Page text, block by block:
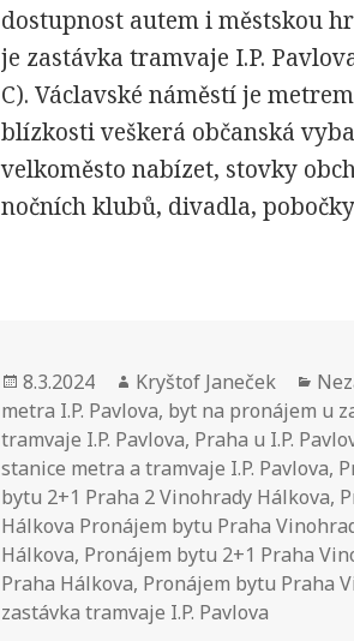
dostupnost autem i městskou
je zastávka tramvaje I.P.
C). Václavské náměstí je
blízkosti veškerá občanská
velkoměsto nabízet, stovky
nočních klubů, divadla,
Publikováno:
8.3.2024 Autor:
Kryštof Janeček
metra I.P. Pavlova, byt na pronájem u
tramvaje I.P. Pavlova, Praha u I.P.
stanice metra a tramvaje I.P. Pavlova,
bytu 2+1 Praha 2 Vinohrady Hálkova,
Hálkova Pronájem bytu Praha
Hálkova, Pronájem bytu 2+1 Praha
Praha Hálkova, Pronájem bytu Praha
zastávka tramvaje I.P. Pavlova